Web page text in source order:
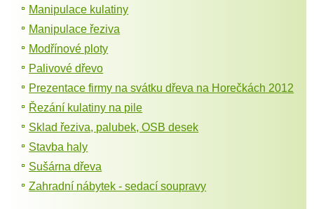
Manipulace kulatiny
Manipulace řeziva
Modřínové ploty
Palivové dřevo
Prezentace firmy na svátku dřeva na Horečkách 2012
Řezání kulatiny na pile
Sklad řeziva, palubek, OSB desek
Stavba haly
Sušárna dřeva
Zahradní nábytek - sedací soupravy